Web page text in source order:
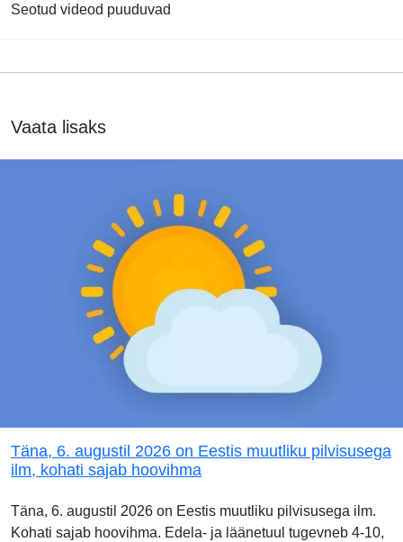
Seotud videod puuduvad
Vaata lisaks
Täna, 6. augustil 2026 on Eestis muutliku pilvisusega
ilm, kohati sajab hoovihma
Täna, 6. augustil 2026 on Eestis muutliku pilvisusega ilm.
Kohati sajab hoovihma. Edela- ja läänetuul tugevneb 4-10,